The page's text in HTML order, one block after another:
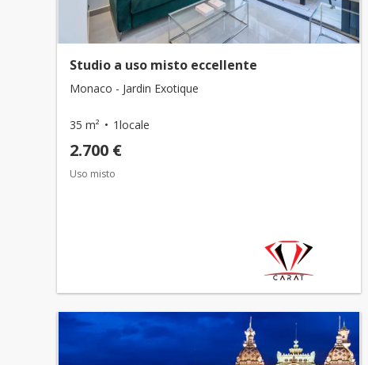
Studio a uso misto eccellente
Monaco - Jardin Exotique
35 m² 1locale
2.700 €
Uso misto